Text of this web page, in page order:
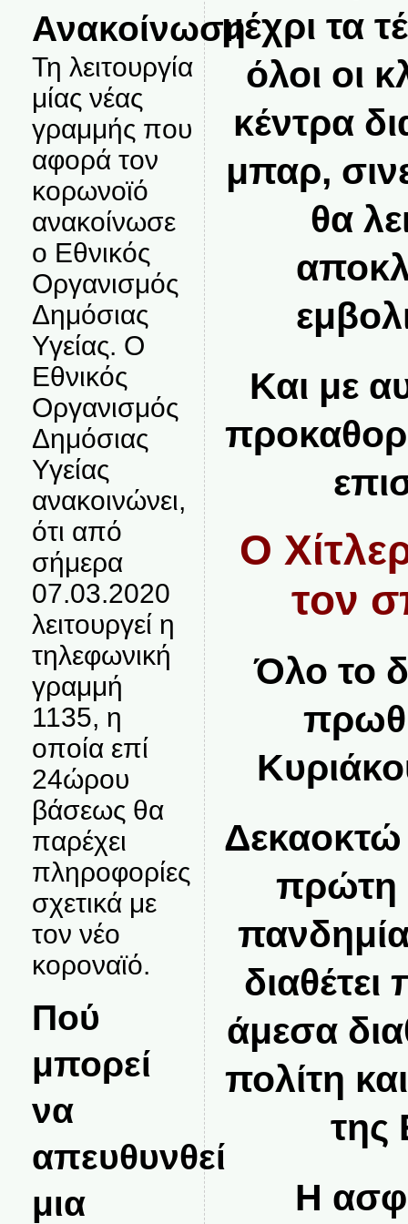
Ανακοίνωση
Τη λειτουργία
μίας νέας
γραμμής που
αφορά τον
κορωνοϊό
ανακοίνωσε
ο Εθνικός
Οργανισμός
Δημόσιας
Υγείας. Ο
Εθνικός
Οργανισμός
Δημόσιας
Υγείας
ανακοινώνει,
ότι από
σήμερα
07.03.2020
λειτουργεί η
τηλεφωνική
γραμμή
1135, η
οποία επί
24ώρου
βάσεως θα
παρέχει
πληροφορίες
σχετικά με
τον νέο
κοροναϊό.
Πού
μπορεί
να
απευθυνθεί
μια
μέχρι τα
όλοι οι
κέντρα
μπαρ,
θα
Και με
Ο
τον
Όλο το
πρώτη
άμεσα
πολίτη
της
Η